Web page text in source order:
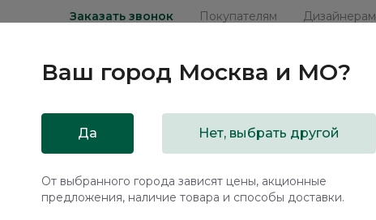
Заказать звонок Покупателям Дизайнерам
Распродажа
антресолью и зеркалом Арта / Arta AR1604.0
Ваш город Москва и МО?
Да Нет, выбрать другой
От выбранного города зависят цены, акционные
предложения, наличие товара и способы доставки.